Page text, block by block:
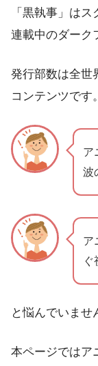
「黒執事」は
連載中のダーク
発行部数は全世
コンテンツです。
ア
波
ア
ぐ
と悩んでいませ
本ページではア